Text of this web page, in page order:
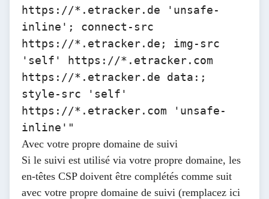
https://*.etracker.de 'unsafe-
inline'; connect-src
https://*.etracker.de ; img-src
'self'
https://*.etracker.com
https://*.etracker.de data:;
style-src 'self'
https://*.etracker.com 'unsafe-
inline'"
Avec votre propre domaine de suivi
Si le suivi est utilisé via votre propre domaine, les
en-têtes CSP doivent être complétés comme suit
avec votre propre domaine de suivi (remplacez ici